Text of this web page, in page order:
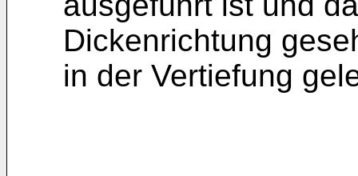
Dickenrichtung
in der Vertiefung